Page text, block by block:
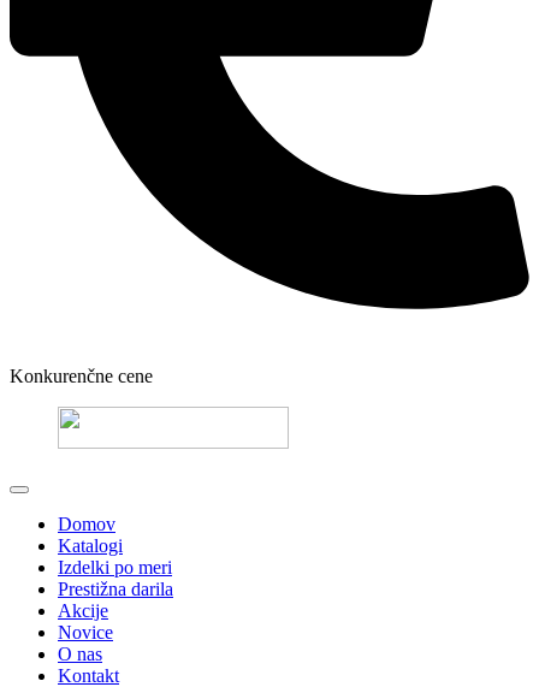
Konkurenčne cene
Domov
Katalogi
Izdelki po meri
Prestižna darila
Akcije
Novice
O nas
Kontakt